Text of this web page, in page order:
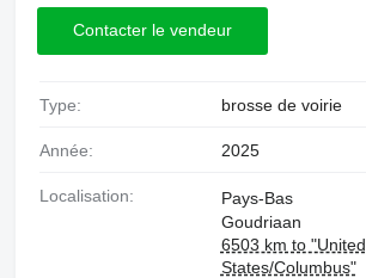
Contacter le vendeur
Type: brosse de voirie
Année: 2025
Localisation:
Pays-Bas
Goudriaan
6503 km to "United
States/Columbus"